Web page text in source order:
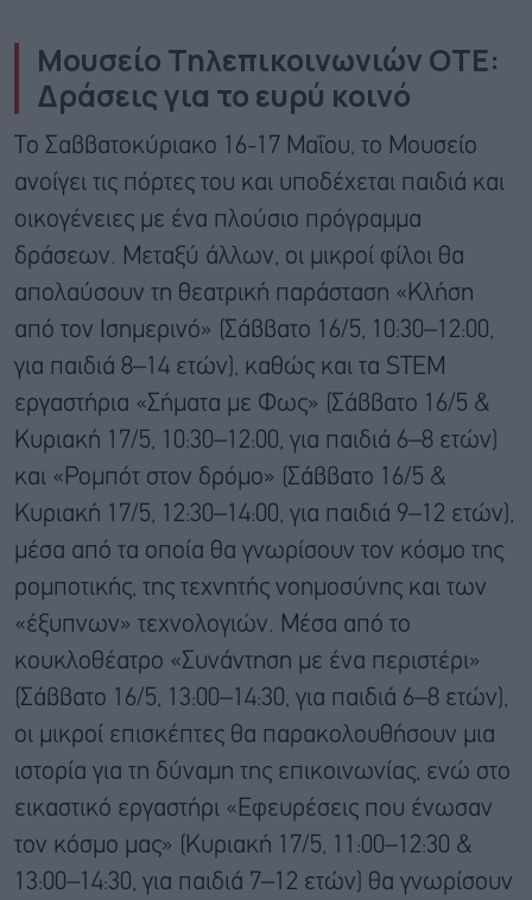
Μουσείο Τηλεπικοινωνιών ΟΤΕ:
Δράσεις για το ευρύ κοινό
Το Σαββατοκύριακο 16-17 Μαΐου, το Μουσείο
ανοίγει τις πόρτες του και υποδέχεται παιδιά και
οικογένειες με ένα πλούσιο πρόγραμμα
δράσεων. Μεταξύ άλλων, οι μικροί φίλοι θα
απολαύσουν τη θεατρική παράσταση «Κλήση
από τον Ισημερινό» (Σάββατο 16/5, 10:30–12:00,
για παιδιά 8–14 ετών), καθώς και τα STEM
εργαστήρια «Σήματα με Φως» (Σάββατο 16/5 &
Κυριακή 17/5, 10:30–12:00, για παιδιά 6–8 ετών)
και «Ρομπότ στον δρόμο» (Σάββατο 16/5 &
Κυριακή 17/5, 12:30–14:00, για παιδιά 9–12 ετών),
μέσα από τα οποία θα γνωρίσουν τον κόσμο της
ρομποτικής, της τεχνητής νοημοσύνης και των
«έξυπνων» τεχνολογιών. Μέσα από το
κουκλοθέατρο «Συνάντηση με ένα περιστέρι»
(Σάββατο 16/5, 13:00–14:30, για παιδιά 6–8 ετών),
οι μικροί επισκέπτες θα παρακολουθήσουν μια
ιστορία για τη δύναμη της επικοινωνίας, ενώ στο
εικαστικό εργαστήρι «Εφευρέσεις που ένωσαν
τον κόσμο μας» (Κυριακή 17/5, 11:00–12:30 &
13:00–14:30, για παιδιά 7–12 ετών) θα γνωρίσουν